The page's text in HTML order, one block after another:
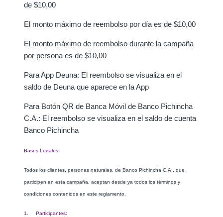
de $10,00
El monto máximo de reembolso por día es de $10,00
El monto máximo de reembolso durante la campaña
por persona es de $10,00
Para App Deuna: El reembolso se visualiza en el
saldo de Deuna que aparece en la App
Para Botón QR de Banca Móvil de Banco Pichincha
C.A.: El reembolso se visualiza en el saldo de cuenta
Banco Pichincha
Bases Legales:
Todos los clientes, personas naturales, de Banco Pichincha C.A., que
participen en esta campaña, aceptan desde ya todos los términos y
condiciones contenidos en este reglamento.
1. Participantes: